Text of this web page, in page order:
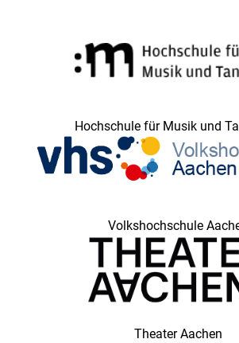
Hochschule für Musik und
Volkshochschule
Theater Aachen